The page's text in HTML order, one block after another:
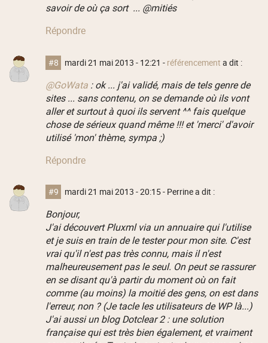
savoir de où ça sort ... @mitiés
Répondre
#8 mardi 21 mai 2013 - 12:21 - référencement a dit :
@GoWata: ok ... j'ai validé, mais de tels genre de
sites ... sans contenu, on se demande où ils vont
aller et surtout à quoi ils servent ^^ fais quelque
chose de sérieux quand même !!! et 'merci' d'avoir
utilisé 'mon' thème, sympa ;)
Répondre
#9 mardi 21 mai 2013 - 20:15- Perrine a dit :
Bonjour,
J'ai découvert Pluxml via un annuaire qui l'utilise
et je suis en train de le tester pour mon site. C'est
vrai qu'il n'est pas très connu, mais il n'est
malheureusement pas le seul. On peut se rassurer
en se disant qu'à partir du moment où on fait
comme (au moins) la moitié des gens, on est dans
l'erreur, non ? (Je tacle les utilisateurs de WP là...)
J'ai aussi un blog Dotclear 2 : une solution
française qui est très bien également, et vraiment